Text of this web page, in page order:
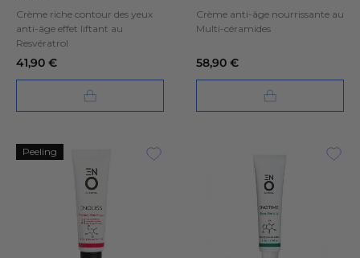
Crème riche contour des yeux
anti-âge effet liftant au
Resvératrol
41,90 €
Crème anti-âge nourrissante au
Multi-céramides
58,90 €
Peeling